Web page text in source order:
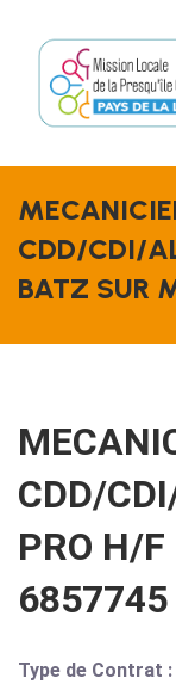
CDD/CDI/
BATZ SUR
CDD/
PRO H/
6857745
Type de Contrat :